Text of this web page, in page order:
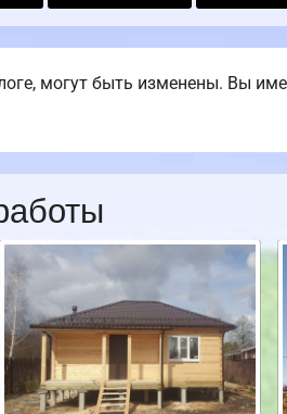
могут быть изменены. Вы